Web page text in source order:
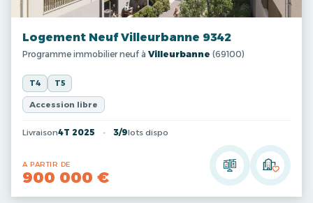
Logement Neuf Villeurbanne 9342
Programme immobilier neuf à Villeurbanne (69100)
T4 T5
Accession libre
Livraison4T 2025 3/9lots dispo
A PARTIR DE
900 000 €